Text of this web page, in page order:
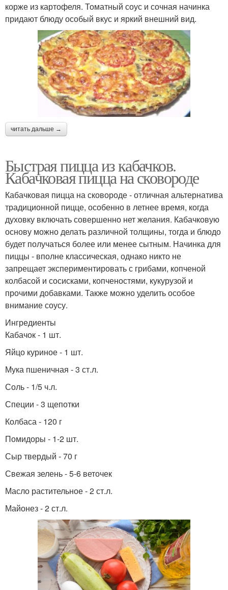
корже из картофеля. Томатный соус и сочная начинка
придают блюду особый вкус и яркий внешний вид.
читать дальше →
Быстрая пицца из кабачков.
Кабачковая пицца на сковороде
Кабачковая пицца на сковороде - отличная альтернатива
традиционной пицце, особенно в летнее время, когда
духовку включать совершенно нет желания. Кабачковую
основу можно делать различной толщины, тогда и блюдо
будет получаться более или менее сытным. Начинка для
пиццы - вполне классическая, однако никто не
запрещает экспериментировать с грибами, копченой
колбасой и сосисками, копченостями, кукурузой и
прочими добавками. Также можно уделить особое
внимание соусу.
Ингредиенты
Кабачок - 1 шт.
Яйцо куриное - 1 шт.
Мука пшеничная - 3 ст.л.
Соль - 1/5 ч.л.
Специи - 3 щепотки
Колбаса - 120 г
Помидоры - 1-2 шт.
Сыр твердый - 70 г
Свежая зелень - 5-6 веточек
Масло растительное - 2 ст.л.
Майонез - 2 ст.л.